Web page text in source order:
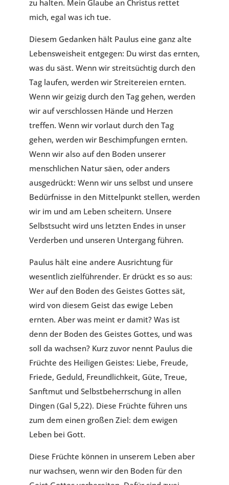
zu halten. Mein Glaube an Christus rettet
mich, egal was ich tue.
Diesem Gedanken hält Paulus eine ganz alte
Lebensweisheit entgegen: Du wirst das ernten,
was du säst. Wenn wir streitsüchtig durch den
Tag laufen, werden wir Streitereien ernten.
Wenn wir geizig durch den Tag gehen, werden
wir auf verschlossen Hände und Herzen
treffen. Wenn wir vorlaut durch den Tag
gehen, werden wir Beschimpfungen ernten.
Wenn wir also auf den Boden unserer
menschlichen Natur säen, oder anders
ausgedrückt: Wenn wir uns selbst und unsere
Bedürfnisse in den Mittelpunkt stellen, werden
wir im und am Leben scheitern. Unsere
Selbstsucht wird uns letzten Endes in unser
Verderben und unseren Untergang führen.
Paulus hält eine andere Ausrichtung für
wesentlich zielführender. Er drückt es so aus:
Wer auf den Boden des Geistes Gottes sät,
wird von diesem Geist das ewige Leben
ernten. Aber was meint er damit? Was ist
denn der Boden des Geistes Gottes, und was
soll da wachsen? Kurz zuvor nennt Paulus die
Früchte des Heiligen Geistes: Liebe, Freude,
Friede, Geduld, Freundlichkeit, Güte, Treue,
Sanftmut und Selbstbeherrschung in allen
Dingen (Gal 5,22). Diese Früchte führen uns
zum dem einen großen Ziel: dem ewigen
Leben bei Gott.
Diese Früchte können in unserem Leben aber
nur wachsen, wenn wir den Boden für den